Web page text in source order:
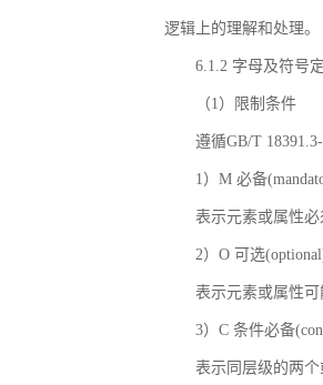
逻辑上的理解和处理。
6.1.2 字母及符号
（1）限制条件
遵循GB/T
1）M 必备
表示元素或属性
2）O 可选
表示元素或属性
3）C 条件必备
表示同层级的两